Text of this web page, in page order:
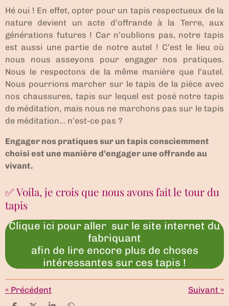
Hé oui ! En effet, opter pour un tapis respectueux de la
nature devient un acte d’offrande à la Terre, aux
générations futures ! Car n’oublions pas, notre tapis
est aussi une partie de notre autel ! C’est le lieu où
nous nous asseyons pour engager nos pratiques.
Nous le respectons de la même manière que l’autel.
Nous pourrions marcher sur le tapis de la pièce avec
nos chaussures, tapis sur lequel est posé notre tapis
de méditation, mais nous ne marchons pas sur le tapis
de méditation… n’est-ce pas ?
Engager nos pratiques sur un tapis consciemment
choisi est une manière d’engager une offrande au
vivant.
✅ Voila, je crois que nous avons fait le tour du
tapis
Clique ici pour aller sur le site internet du
fabriquant
afin de lire encore plus de choses
intéressantes sur ces tapis !
« Précédent Suivant »